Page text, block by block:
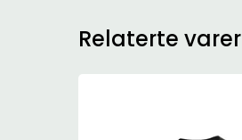
Relaterte varer